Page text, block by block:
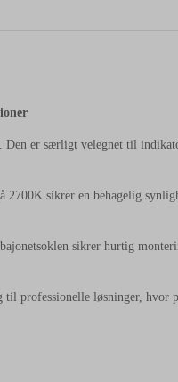
Den er særligt velegnet til
sikrer en behagelig
sikrer hurtig
til professionelle løsninger, hvor